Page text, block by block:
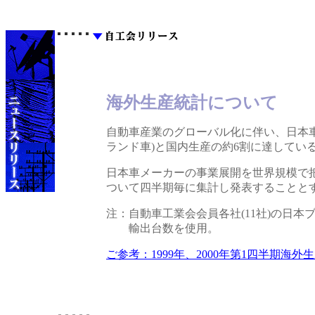
海外生産統計について
自動車産業のグローバル化に伴い、日本
ランド車)と国内生産の約6割に達している
日本車メーカーの事業展開を世界規模
ついて四半期毎に集計し発表することと
注： 自動車工業会会員各社(11社)の日本
輸出台数を使用。
ご参考：1999年、2000年第1四半期海外